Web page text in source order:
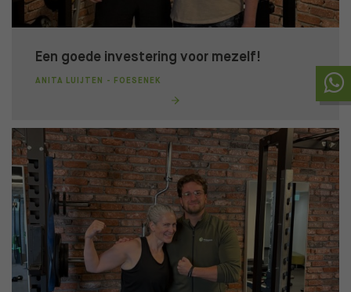
Een goede investering voor mezelf!
ANITA LUIJTEN - FOESENEK